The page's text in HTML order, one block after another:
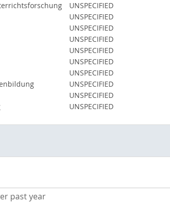
UNSPECIFIED
UNSPECIFIED
UNSPECIFIED
UNSPECIFIED
UNSPECIFIED
UNSPECIFIED
UNSPECIFIED
UNSPECIFIED
UNSPECIFIED
UNSPECIFIED
past year